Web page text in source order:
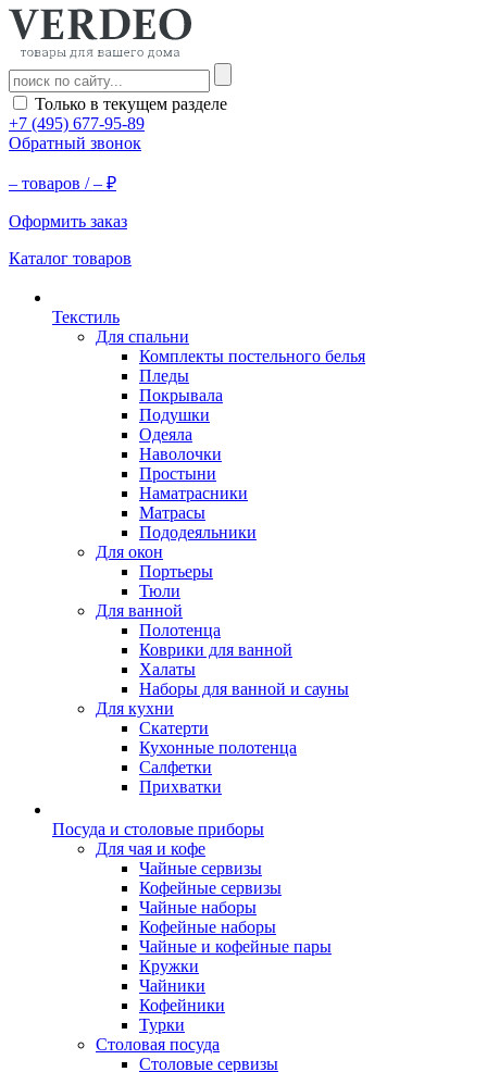
Только в текущем разделе
+7 (495) 677-95-89
Обратный звонок
– товаров /– ₽
Оформить заказ
Каталог товаров
Текстиль
Для спальни
Комплекты постельного белья
Пледы
Покрывала
Подушки
Одеяла
Наволочки
Простыни
Наматрасники
Матрасы
Пододеяльники
Для окон
Портьеры
Тюли
Для ванной
Полотенца
Коврики для ванной
Халаты
Наборы для ванной и сауны
Для кухни
Скатерти
Кухонные полотенца
Салфетки
Прихватки
Посуда и столовые приборы
Для чая и кофе
Чайные сервизы
Кофейные сервизы
Чайные наборы
Кофейные наборы
Чайные и кофейные пары
Кружки
Чайники
Кофейники
Турки
Столовая посуда
Столовые сервизы